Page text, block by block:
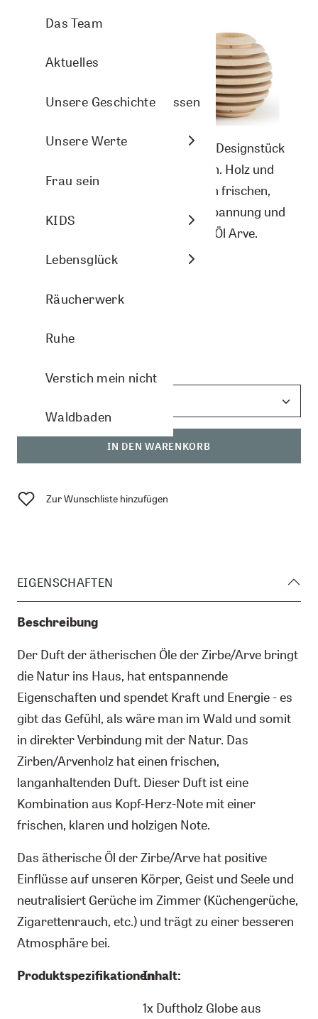
Aromasprays
Nasenbalsam
Arven- und Lavendelkissen
Raumbeduftung
Aromasphere
Zubehör und DIY
Themenwelten
Arve Wellness
Christmas
DIY-Ideen
Energie
Frau sein
KIDS
Lebensglück
Räucherwerk
Ruhe
Verstich mein nicht
Waldbaden
Pflanzenporträts
Das Team
Aktuelles
Unsere Geschichte
Unsere Werte
Das Cembra Duftholz ist ein echtes Designstück
für die Stube oder auf den Bürotisch. Holz und
Späne verbreiten langanhaltend den frischen,
balsamischen Arvenwaldduft. Entspannung und
Regeneration pur. Mit ätherischem Öl Arve.
CHF 42.20
Anzahl:
IN DEN WARENKORB
Zur Wunschliste hinzufügen
EIGENSCHAFTEN
Beschreibung
Der Duft der ätherischen Öle der Zirbe/Arve bringt
die Natur ins Haus, hat entspannende
Eigenschaften und spendet Kraft und Energie - es
gibt das Gefühl, als wäre man im Wald und somit
in direkter Verbindung mit der Natur. Das
Zirben/Arvenholz hat einen frischen,
langanhaltenden Duft. Dieser Duft ist eine
Kombination aus Kopf-Herz-Note mit einer
frischen, klaren und holzigen Note.
Das ätherische Öl der Zirbe/Arve hat positive
Einflüsse auf unseren Körper, Geist und Seele und
neutralisiert Gerüche im Zimmer (Küchengerüche,
Zigarettenrauch, etc.) und trägt zu einer besseren
Atmosphäre bei.
ProduktspezifikationenInhalt:
1x Duftholz Globe aus